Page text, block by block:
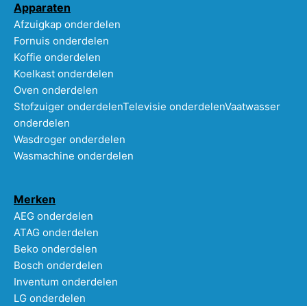
Apparaten
Afzuigkap onderdelen
Fornuis onderdelen
Koffie onderdelen
Koelkast onderdelen
Oven onderdelen
Stofzuiger onderdelenTelevisie onderdelenVaatwasser
onderdelen
Wasdroger onderdelen
Wasmachine onderdelen
Merken
AEG onderdelen
ATAG onderdelen
Beko onderdelen
Bosch onderdelen
Inventum onderdelen
LG onderdelen